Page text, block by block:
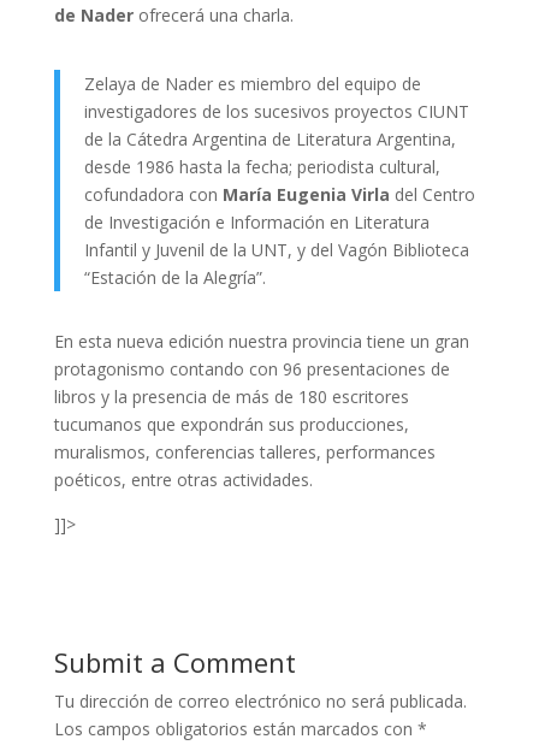
de Naderofrecerá una charla.
Zelaya de Nader es miembro del equipo de
investigadores de los sucesivos proyectos CIUNT
de la Cátedra Argentina de Literatura Argentina,
desde 1986 hasta la fecha; periodista cultural,
cofundadora con María Eugenia Virla del Centro
de Investigación e Información en Literatura
Infantil y Juvenil de la UNT, y del Vagón Biblioteca
“Estación de la Alegría”.
En esta nueva edición nuestra provincia tiene un gran
protagonismo contando con 96 presentaciones de
libros y la presencia de más de 180 escritores
tucumanos que expondrán sus producciones,
muralismos, conferencias talleres, performances
poéticos, entre otras actividades.
]]>
Submit a Comment
Tu dirección de correo electrónico no será publicada.
Los campos obligatorios están marcados con *